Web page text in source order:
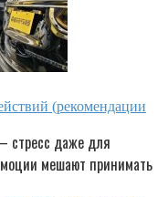
(рекомендации
стресс даже для
мешают принимать